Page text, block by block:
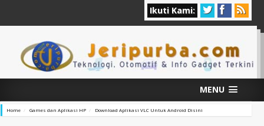
Ikuti Kami:
MENU
Home Games dan Aplikasi HP Download Aplikasi VLC Untuk Android Disini